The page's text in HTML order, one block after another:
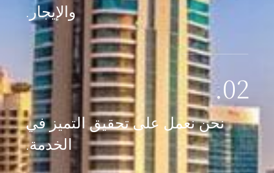
والإيجار.
02.
نحن نعمل على تحقيق التميز في
الخدمة.